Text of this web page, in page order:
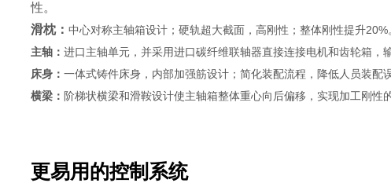
性。
滑枕： 中心对称主轴箱设计；硬轨超大截面，高刚性；整体刚性提升20%
主轴： 进口主轴单元，并采用进口碳纤维联轴器直接连接电机和齿轮箱，
床身： 一体式铸件床身，内部加强筋设计；简化装配流程，降低人员装配
横梁： 阶梯状横梁和滑鞍设计使主轴箱整体重心向后偏移，实现加工刚性
更易用的控制系统